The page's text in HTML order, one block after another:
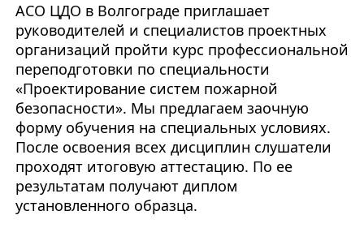
АСО ЦДО в Волгограде приглашает
руководителей и специалистов проектных
организаций пройти курс профессиональной
переподготовки по специальности
«Проектирование систем пожарной
безопасности». Мы предлагаем заочную
форму обучения на специальных условиях.
После освоения всех дисциплин слушатели
проходят итоговую аттестацию. По ее
результатам получают диплом
установленного образца.